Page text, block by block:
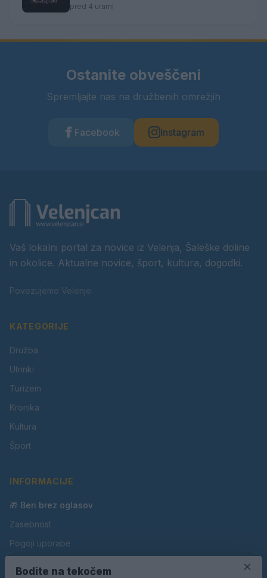
pred 4 urami
Ostanite obveščeni
Spremljajte nas na družbenih omrežjih
Facebook Instagram
Vaš lokalni portal za novice iz Velenja, Šaleške doline
in okolice. Aktualne novice, šport, kultura, dogodki.
Povezujemo Velenje.
KATEGORIJE
Družba
Utrinki
Turizem
Kronika
Kultura
Šport
INFORMACIJE
🎁 Beri brez oglasov
Zasebnost
Pogoji uporabe
×
Bodite na tekočem